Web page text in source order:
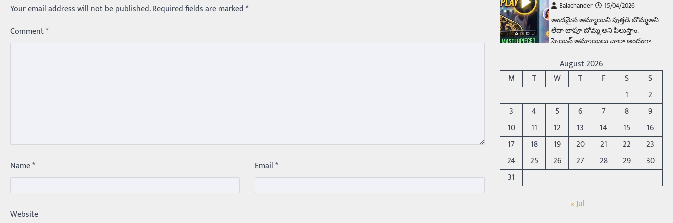
Your email address will not be published.Required fields are marked*
Comment*
Name* Email*
Website
Balachander
15/04/2026
అందమైన అమ్మాయిని పుత్తడి బొమ్మఅని
లేదా బాపూ బోమ్మ అని పిలుస్తాం.
స్పెయిన్‌ అమ్మాయిలు చాలా అందంగా
5
Trending
రోడ్డుపై ఏరులై పారిన బీర్లు…
ఘాటుతో మండుతున్న నోర్లు
Balachander
15/04/2026
ఉత్తర ప్రదేశ్‌లోని ఝాన్సీ జిల్లాలో ఒక
వింతైన రోడ్డు ప్రమాదం చోటుచేసుకుంది.
ఝాన్సీ–కాన్పూర్ జాతీయ రహదారిపై
వేల సంఖ్యలో బీరు…
Trending
అక్కడ ఆదివారం బట్టలు
August 2026
M
T W T F S
S
1
2
3
4 5 6 7 8
9
10
11 12 13 14 15
16
17
18 19 20 21 22
23
24
25 26 27 28 29
30
31
« Jul